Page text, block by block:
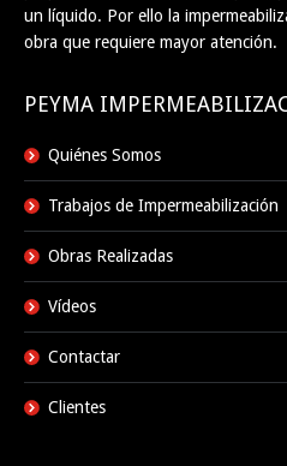
un líquido. Por ello la
obra que requiere mayor atención.
PEYMA
Quiénes Somos
Trabajos de Impermeabilización
Obras Realizadas
Vídeos
Contactar
Clientes